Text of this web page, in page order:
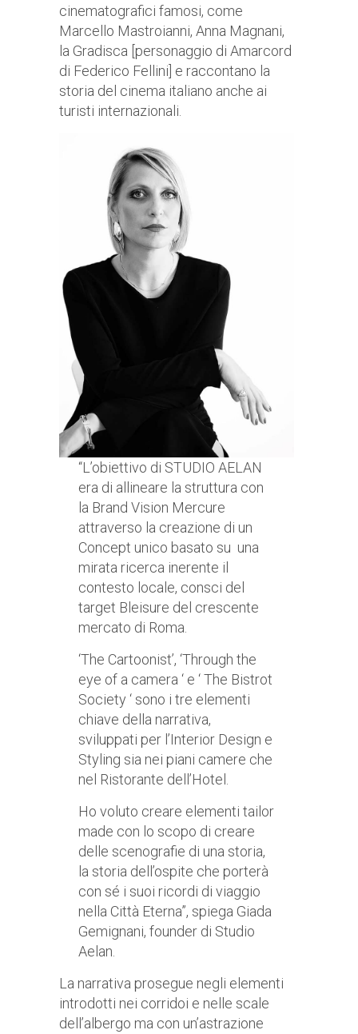
cinematografici famosi, come
Marcello Mastroianni, Anna Magnani,
la Gradisca [personaggio di Amarcord
di Federico Fellini] e raccontano la
storia del cinema italiano anche ai
turisti internazionali.
“L’obiettivo di STUDIO AELAN
era di allineare la struttura con
la Brand Vision Mercure
attraverso la creazione di un
Concept unico basato su una
mirata ricerca inerente il
contesto locale, consci del
target Bleisure del crescente
mercato di Roma.
‘The Cartoonist’, ‘Through the
eye of a camera ‘ e ‘ The Bistrot
Society ‘ sono i tre elementi
chiave della narrativa,
sviluppati per l’Interior Design e
Styling sia nei piani camere che
nel Ristorante dell’Hotel.
Ho voluto creare elementi tailor
made con lo scopo di creare
delle scenografie di una storia,
la storia dell’ospite che porterà
con sé i suoi ricordi di viaggio
nella Città Eterna”, spiega Giada
Gemignani, founder di Studio
Aelan.
La narrativa prosegue negli elementi
introdotti nei corridoi e nelle scale
dell’albergo ma con un’astrazione